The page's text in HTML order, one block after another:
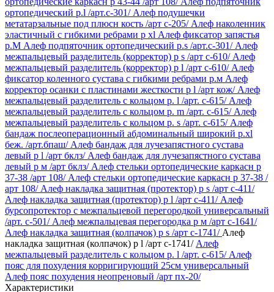
ортопедический р.l /арт.с-301/ Алеф подушечки
метатарзальные под плюсн кость /арт с-205/ Алеф наколенник
эластичный с гибкими ребрами р xl Алеф фиксатор запястья
р.М Алеф подпяточник ортопедический р.s /арт.с-301/ Алеф
межпальцевый разделитель (корректор) р s /арт c-610/ Алеф
межпальцевый разделитель (корректор) р l /арт c-610/ Алеф
фиксатор коленного сустава с гибкими ребрами р.м Алеф
корректор осанки с пластинами жесткости р l /арт кож/ Алеф
межпальцевый разделитель с кольцом р. l /арт. c-615/ Алеф
межпальцевый разделитель с кольцом р. m /арт. c-615/ Алеф
межпальцевый разделитель с кольцом р. s /арт. c-615/ Алеф
бандаж послеоперационный абдоминальный широкий р.xl
беж. /арт.бпаш/ Алеф бандаж для лучезапястного сустава
левый р l /арт бклз/ Алеф бандаж для лучезапястного сустава
левый р м /арт бклз/ Алеф стельки ортопедические каркасн р
37-38 /арт 108/ Алеф стельки ортопедические каркасн р 37-38 /
арт 108/ Алеф накладка защитная (протектор) р s /арт с-411/
Алеф накладка защитная (протектор) р l /арт с-411/ Алеф
бурсопротектор с межпальцевой перегородкой универсальный
/арт. c-501/ Алеф межпальцевая перегородка р м /арт c-1641/
Алеф накладка защитная (колпачок) р s /арт с-1741/ Алеф
накладка защитная (колпачок) р l /арт с-1741/ Алеф
межпальцевый разделитель с кольцом р. l /арт. c-615/ Алеф
пояс для похудения корригирующий 25см универсальный
Алеф пояс похудения неопреновый /арт пх-20/
Характеристики